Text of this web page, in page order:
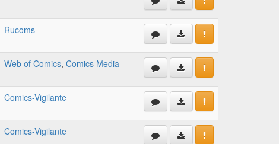
Rucoms
Web of Comics, Comics Media
Comics-Vigilante
Comics-Vigilante